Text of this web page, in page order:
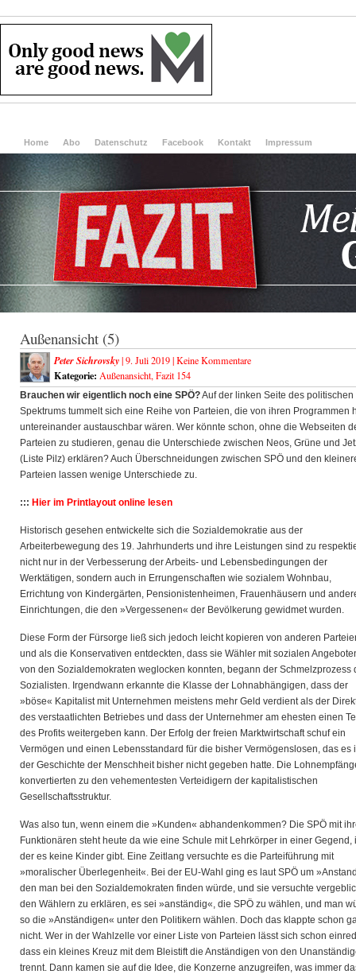
Home Abo Datenschutz Facebook Kontakt Impressum
Außenansicht (5)
Peter Sichrovsky| 9. Juli 2019 |Keine Kommentare
Kategorie: Außenansicht, Fazit 154
Brauchen wir eigentlich noch eine SPÖ?Auf der linken Seite des politischen
Spektrums tummelt sich eine Reihe von Parteien, die von ihren Programmen
untereinander austauschbar wären. Wer könnte schon, ohne die Webseiten
Parteien zu studieren, genau die Unterschiede zwischen Neos, Grüne und
(Liste Pilz) erklären? Auch Überschneidungen zwischen SPÖ und den
Parteien lassen wenige Unterschiede zu.
::: Hier im Printlayout online lesen
Historisch gesehen entwickelte sich die Sozialdemokratie aus der
Arbeiterbewegung des 19. Jahrhunderts und ihre Leistungen sind zu
nicht nur in der Verbesserung der Arbeits- und Lebensbedingungen der
Werktätigen, sondern auch in Errungenschaften wie sozialem Wohnbau,
Errichtung von Kindergärten, Pensionistenheimen, Frauenhäusern und
Einrichtungen, die den »Vergessenen« der Bevölkerung gewidmet wurden.
Diese Form der Fürsorge ließ sich jedoch leicht kopieren von anderen
und als die Konservativen entdeckten, dass sie Wähler mit sozialen
von den Sozialdemokraten weglocken konnten, begann der Schmelzprozess
Sozialisten. Irgendwann erkannte die Klasse der Lohnabhängigen, dass der
»böse« Kapitalist mit Unternehmen meistens mehr Geld verdient als der
des verstaatlichten Betriebes und dass der Unternehmer am ehesten einen
des Profits weitergeben kann. Der Erfolg der freien Marktwirtschaft schuf ein
Vermögen und einen Lebensstandard für die bisher Vermögenslosen, das es
der Geschichte der Menschheit bisher nicht gegeben hatte. Die
konvertierten zu den vehementesten Verteidigern der kapitalistischen
Gesellschaftsstruktur.
Was also tun, wenn einem die »Kunden« abhandenkommen? Die SPÖ mit
Funktionären steht heute da wie eine Schule mit Lehrkörper in einer Gegend,
der es keine Kinder gibt. Eine Zeitlang versuchte es die Parteiführung mit
»moralischer Überlegenheit«. Bei der EU-Wahl ging es laut SPÖ um
den man bei den Sozialdemokraten finden würde, und sie versuchte
den Wählern zu erklären, es sei »anständig«, die SPÖ zu wählen, und man
so die »Anständigen« unter den Politikern wählen. Doch das klappte schon
nicht. Wer in der Wahlzelle vor einer Liste von Parteien lässt sich schon
dass ein kleines Kreuz mit dem Bleistift die Anständigen von den
trennt. Dann kamen sie auf die Idee, die Konzerne anzugreifen, was immer